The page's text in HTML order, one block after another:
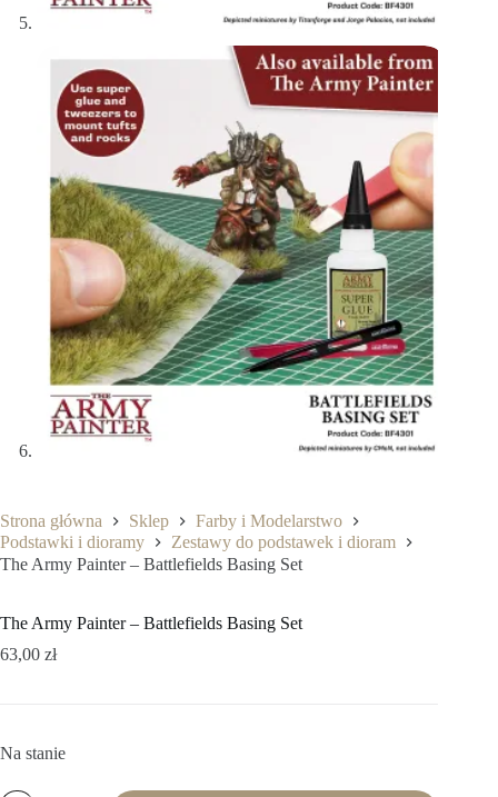
Strona główna Sklep
Farby i Modelarstwo
Podstawki i dioramy
Zestawy do podstawek i dioram
The Army Painter – Battlefields Basing Set
The Army Painter – Battlefields Basing Set
63,00 zł
Na stanie